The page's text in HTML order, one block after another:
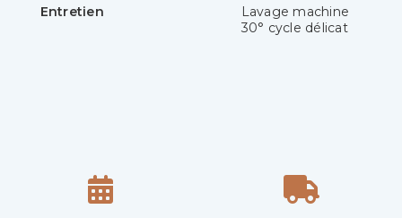
Entretien
Lavage machine
30° cycle délicat